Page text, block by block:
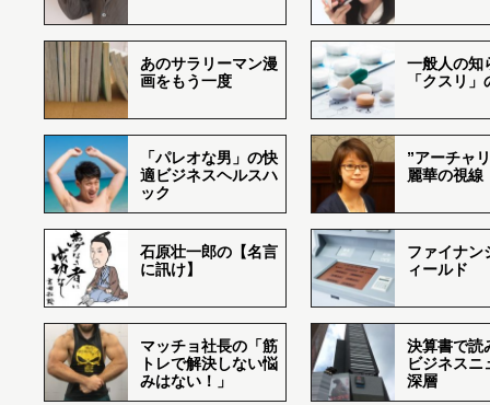
あのサラリーマン漫
画をもう一度
一般人の知
「クスリ
「パレオな男」の快
適ビジネスヘルスハ
ック
”アーチャ
麗華の視線
石原壮一郎の【名言
に訊け】
ファイナン
ィールド
マッチョ社長の「筋
トレで解決しない悩
みはない！」
決算書で読
ビジネスニ
深層